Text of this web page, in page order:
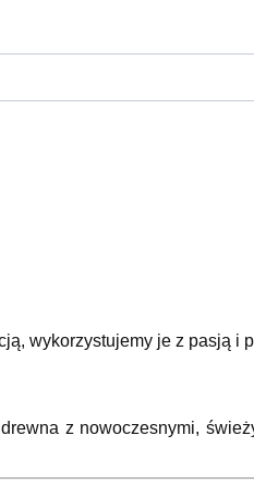
wykorzystujemy je z pasją i
z nowoczesnymi,